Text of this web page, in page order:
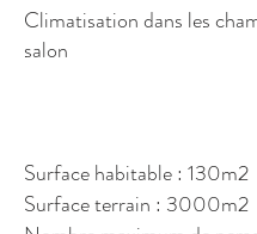
Climatisation dans les
salon
Surface habitable : 130m2
Surface terrain : 3000m2